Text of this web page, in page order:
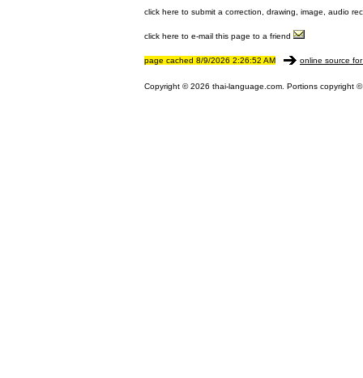
click here to submit a correction, drawing, image, audio
click here to e-mail this page to a friend
page cached 8/9/2026 2:26:52 AM online source
Copyright © 2026 thai-language.com. Portions copyright